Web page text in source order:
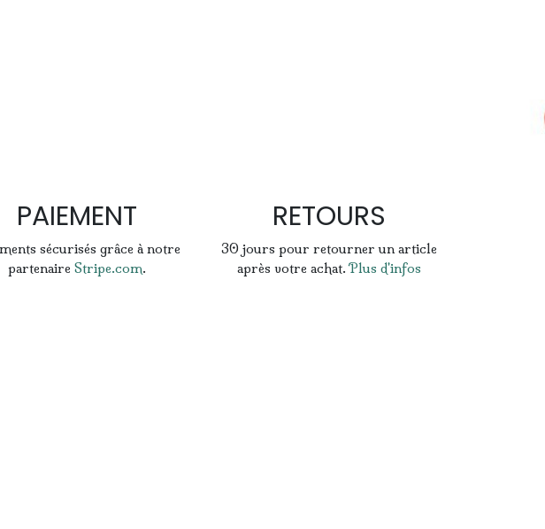
PAIEMENT
sécurisés grâce à notre
partenaire Stripe.com.
RETOURS
30 jours pour retourner un article
après votre achat.Plus d'infos